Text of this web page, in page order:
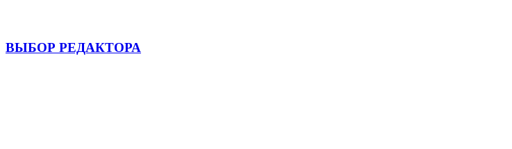
ВЫБОР РЕДАКТОРА